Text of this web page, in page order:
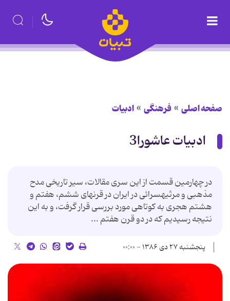
صفحه اصلی فرهنگی ادبیات
ادبیات عاشورا3
در چهارمین قسمت از این سری مقالات، سیر تاریخی مدح
مذهبی و مرثیه‏سرائی در ایران در قرنهای ششم، هفتم و
هشتم هجری به کوتاهی مورد بررسی قرار گرفت، و به این
نتیجه رسیدیم که در دو قرن هفتم ...
پنجشنبه ۲۷ دی ۱۳۸۶ - ۰۰:۰۰